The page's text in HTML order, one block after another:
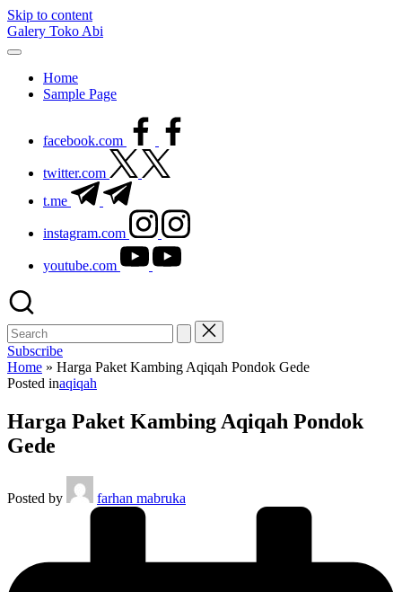
Skip to content
Galery Toko Abi
Home
Sample Page
facebook.com
twitter.com
t.me
instagram.com
youtube.com
Subscribe
Home » Harga Paket Kambing Aqiqah Pondok Gede
Posted inaqiqah
Harga Paket Kambing Aqiqah Pondok
Gede
Posted by farhan mabruka